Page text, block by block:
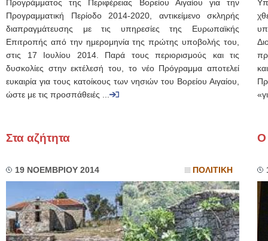
Προγράμματος της Περιφέρειας Βορείου Αιγαίου για την
Προγραμματική Περίοδο 2014-2020, αντικείμενο σκληρής
διαπραγμάτευσης με τις υπηρεσίες της Ευρωπαϊκής
Επιτροπής από την ημερομηνία της πρώτης υποβολής του,
στις 17 Ιουλίου 2014. Παρά τους περιορισμούς και τις
δυσκολίες στην εκτέλεσή του, το νέο Πρόγραμμα αποτελεί
ευκαιρία για τους κατοίκους των νησιών του Βορείου Αιγαίου,
ώστε με τις προσπάθειές ...
Στα αζήτητα
19 ΝΟΕΜΒΡΙΟΥ 2014 ΠΟΛΙΤΙΚΗ
Ο